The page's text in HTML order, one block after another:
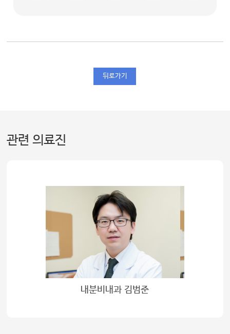
뒤로가기
관련 의료진
내분비내과 김범준